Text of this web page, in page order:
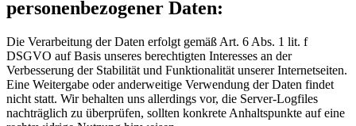
personenbezogener Daten:
Die Verarbeitung der Daten erfolgt gemäß Art. 6 Abs. 1 lit. f
DSGVO auf Basis unseres berechtigten Interesses an der
Verbesserung der Stabilität und Funktionalität unserer Internetseiten.
Eine Weitergabe oder anderweitige Verwendung der Daten findet
nicht statt. Wir behalten uns allerdings vor, die Server-Logfiles
nachträglich zu überprüfen, sollten konkrete Anhaltspunkte auf eine